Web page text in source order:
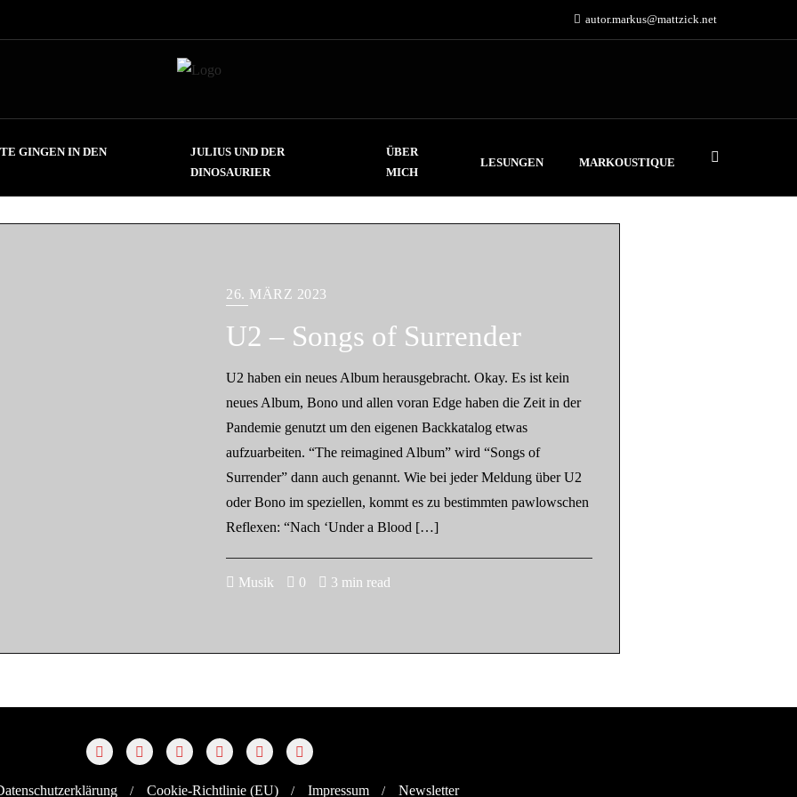
autor.markus@mattzick.net
GINGEN IN DEN
JULIUS UND DER
DINOSAURIER
ÜBER
MICH
LESUNGEN MARKOUSTIQUE
26. MÄRZ 2023
U2 – Songs of Surrender
U2 haben ein neues Album herausgebracht. Okay. Es ist kein
neues Album, Bono und allen voran Edge haben die Zeit in der
Pandemie genutzt um den eigenen Backkatalog etwas
aufzuarbeiten. “The reimagined Album” wird “Songs of
Surrender” dann auch genannt. Wie bei jeder Meldung über U2
oder Bono im speziellen, kommt es zu bestimmten pawlowschen
Reflexen: “Nach ‘Under a Blood […]
Musik 0 3 min read
Cookie-Richtlinie (EU) Impressum Newsletter